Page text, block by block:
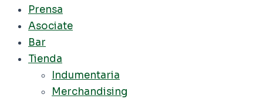
Prensa
Asociate
Bar
Tienda
Indumentaria
Merchandising